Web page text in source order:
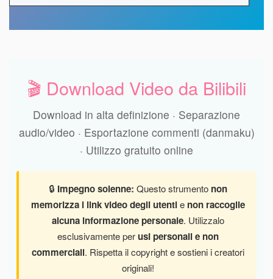
🎬 Download Video da Bilibili
Download in alta definizione · Separazione
audio/video · Esportazione commenti (danmaku)
· Utilizzo gratuito online
🔒 Impegno solenne: Questo strumento non
memorizza i link video degli utentie non raccoglie
alcuna informazione personale. Utilizzalo
esclusivamente perusi personali e non
commerciali. Rispetta il copyright e sostieni i creatori
originali!